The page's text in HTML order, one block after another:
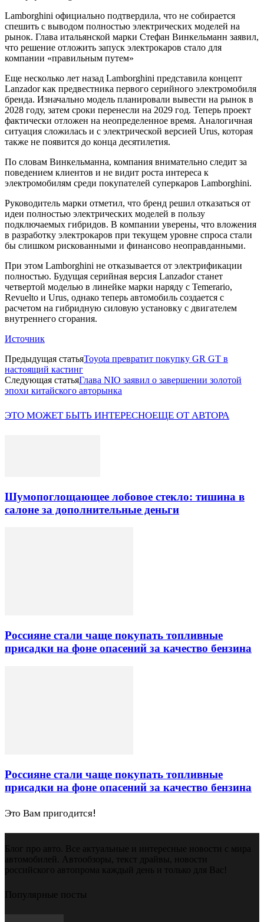
Lamborghini официально подтвердила, что не собирается
спешить с выводом полностью электрических моделей на
рынок. Глава итальянской марки Стефан Винкельманн заявил,
что решение отложить запуск электрокаров стало для
компании «правильным путем»
Еще несколько лет назад Lamborghini представила концепт
Lanzador как предвестника первого серийного электромобиля
бренда. Изначально модель планировали вывести на рынок в
2028 году, затем сроки перенесли на 2029 год. Теперь проект
фактически отложен на неопределенное время. Аналогичная
ситуация сложилась и с электрической версией Urus, которая
также не появится до конца десятилетия.
По словам Винкельманна, компания внимательно следит за
поведением клиентов и не видит роста интереса к
электромобилям среди покупателей суперкаров Lamborghini.
Руководитель марки отметил, что бренд решил отказаться от
идеи полностью электрических моделей в пользу
подключаемых гибридов. В компании уверены, что вложения
в разработку электрокаров при текущем уровне спроса стали
бы слишком рискованными и финансово неоправданными.
При этом Lamborghini не отказывается от электрификации
полностью. Будущая серийная версия Lanzador станет
четвертой моделью в линейке марки наряду с Temerario,
Revuelto и Urus, однако теперь автомобиль создается с
расчетом на гибридную силовую установку с двигателем
внутреннего сгорания.
Источник
Предыдущая статьяToyota превратит покупку GR GT в
настоящий кастинг
Следующая статьяГлава NIO заявил о завершении золотой
эпохи китайского авторынка
ЭТО МОЖЕТ БЫТЬ ИНТЕРЕСНОЕЩЕ ОТ АВТОРА
Шумопоглощающее лобовое стекло: тишина в
салоне за дополнительные деньги
Россияне стали чаще покупать топливные
присадки на фоне опасений за качество бензина
Россияне стали чаще покупать топливные
присадки на фоне опасений за качество бензина
Это Вам пригодится!
Блог про авто. Все актуальные и интересные новости с мира
автомобилей. Автообзоры, текст драйвы, новости
российского автопрома каждый день и только для Вас!
Популярные посты